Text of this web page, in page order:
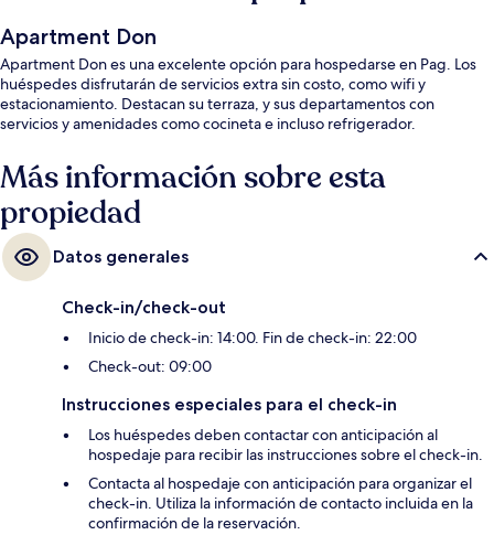
Apartment Don
Apartment Don es una excelente opción para hospedarse en Pag. Los
huéspedes disfrutarán de servicios extra sin costo, como wifi y
estacionamiento. Destacan su terraza, y sus departamentos con
servicios y amenidades como cocineta e incluso refrigerador.
Más información sobre esta
propiedad
Datos generales
Check-in/check-out
Inicio de check-in: 14:00. Fin de check-in: 22:00
Check-out: 09:00
Instrucciones especiales para el check-in
Los huéspedes deben contactar con anticipación al
hospedaje para recibir las instrucciones sobre el check-in.
Contacta al hospedaje con anticipación para organizar el
check-in. Utiliza la información de contacto incluida en la
confirmación de la reservación.